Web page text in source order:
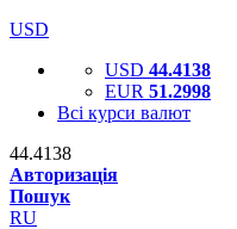
USD
USD 44.4138
EUR 51.2998
Всі курси валют
44.4138
Авторизація
Пошук
RU